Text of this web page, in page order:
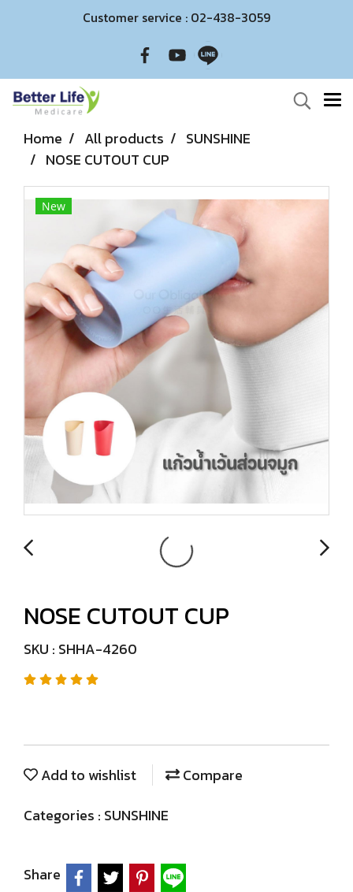
Customer service : 02-438-3059
Home All products
SUNSHINE
NOSE CUTOUT CUP
New
NOSE CUTOUT CUP
SKU : SHHA-4260
Add to wishlist
Compare
Categories : SUNSHINE
Share